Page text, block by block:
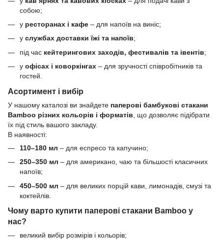
собою;
у ресторанах і кафе – для напоїв на виніс;
у службах доставки їжі та напоїв;
під час кейтерингових заходів, фестивалів та івентів;
у офісах і коворкінгах – для зручності співробітників та
гостей.
Асортимент і вибір
У нашому каталозі ви знайдете паперові бамбукові стакани
Bamboo різних кольорів і форматів , що дозволяє підібрати
їх під стиль вашого закладу.
В наявності:
110–180 мл – для еспресо та капучино;
250–350 мл – для американо, чаю та більшості класичних
напоїв;
450–500 мл – для великих порцій кави, лимонадів, смузі та
коктейлів.
Чому варто купити паперові стакани Bamboo у
нас?
великий вибір розмірів і кольорів;